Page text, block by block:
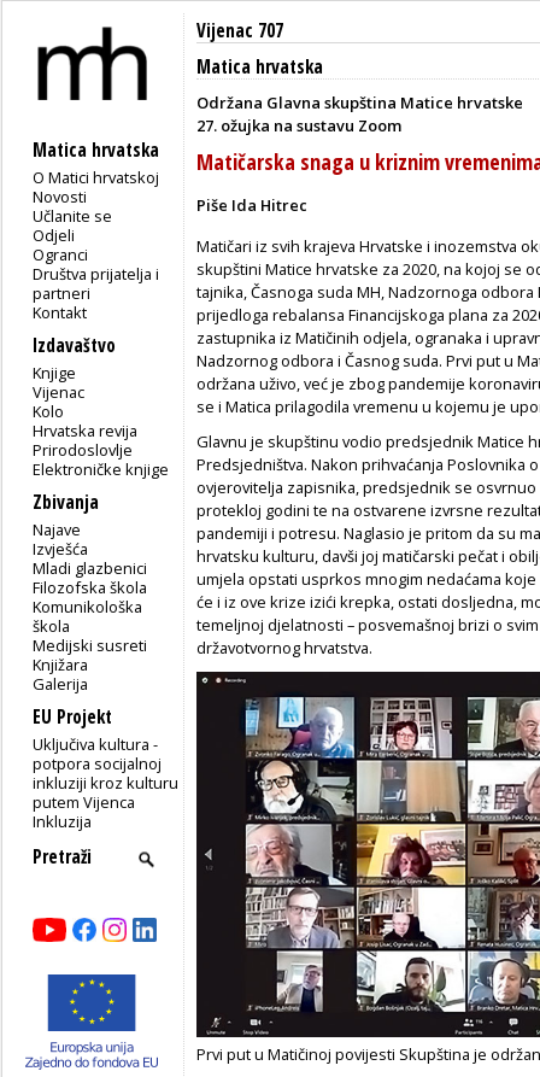
Matica hrvatska
O Matici hrvatskoj
Novosti
Učlanite se
Odjeli
Ogranci
Društva prijatelja i
partneri
Kontakt
Izdavaštvo
Knjige
Vijenac
Kolo
Hrvatska revija
Prirodoslovlje
Elektroničke knjige
Zbivanja
Najave
Izvješća
Mladi glazbenici
Filozofska škola
Komunikološka
škola
Medijski susreti
Knjižara
Galerija
EU Projekt
Uključiva kultura -
potpora socijalnoj
inkluziji kroz kulturu
putem Vijenca
Inkluzija
Vijenac 707
Matica hrvatska
Održana Glavna skupština Matice hrvatske
27. ožujka na sustavu Zoom
Matičarska snaga u kriznim
Piše Ida Hitrec
Matičari iz svih krajeva Hrvatske i inozemstva
skupštini Matice hrvatske za 2020, na kojoj se
tajnika, Časnoga suda MH, Nadzornoga
prijedloga rebalansa Financijskoga plana za
zastupnika iz Matičinih odjela, ogranaka i
Nadzornog odbora i Časnog suda. Prvi put u
održana uživo, već je zbog pandemije
se i Matica prilagodila vremenu u kojemu je
Glavnu je skupštinu vodio predsjednik Matice
Predsjedništva. Nakon prihvaćanja Poslovnika
ovjerovitelja zapisnika, predsjednik se
protekloj godini te na ostvarene izvrsne
pandemiji i potresu. Naglasio je pritom da su
hrvatsku kulturu, davši joj matičarski pečat i
umjela opstati usprkos mnogim nedaćama
će i iz ove krize izići krepka, ostati dosljedna,
temeljnoj djelatnosti – posvemašnoj brizi o
državotvornog hrvatstva.
Prvi put u Matičinoj povijesti Skupština je